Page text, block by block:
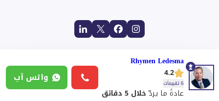
Rhymen Ledesma
4.2
6 تقييمات
عادةً ما يردّخلال 5 دقائق
واتس آب